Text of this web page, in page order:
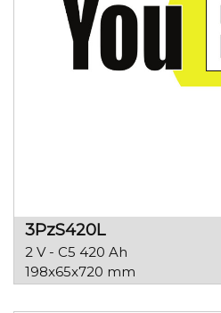
3PzS420L
2 V - C5 420 Ah
198x65x720 mm